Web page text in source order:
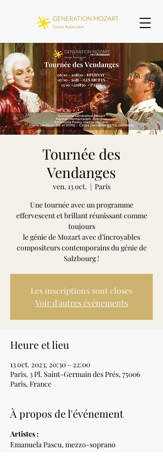
Tournée des
Vendanges
ven. 13 oct.
  |
Paris
Une tournée avec un programme
effervescent et brillant réunissant comme
toujours
le génie de Mozart avec d’incroyables
compositeurs contemporains du génie de
Salzbourg !
Les inscriptions sont closes
Voir d'autres événements
Heure et lieu
13 oct. 2023, 20:30 – 22:00
Paris, 3 Pl. Saint-Germain des Prés, 75006
Paris, France
À propos de l'événement
Artistes :
Emanuela Pascu, mezzo-soprano